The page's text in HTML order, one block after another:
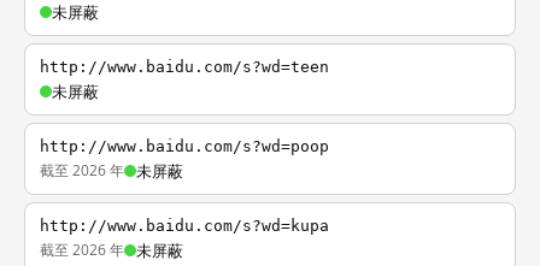
未屏蔽
http://www.baidu.com/s?wd=teen
未屏蔽
http://www.baidu.com/s?wd=poop
截至 2026 年 未屏蔽
http://www.baidu.com/s?wd=kupa
截至 2026 年 未屏蔽